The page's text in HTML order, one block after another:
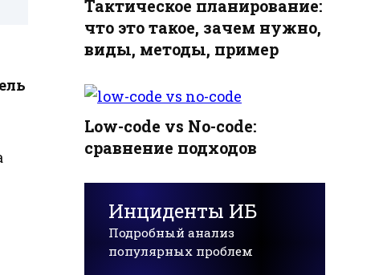
Тактическое планирование:
что это такое, зачем нужно,
виды, методы, пример
Low-code vs No-code:
сравнение подходов
Инциденты ИБ
Подробный анализ
популярных проблем